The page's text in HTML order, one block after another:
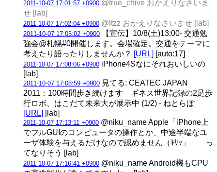
2011-10-07 17:01:57 +0900 @true_chive おかえりなさいま
せ [lab]
2011-10-07 17:02:04 +0900 @ltzz おかえりなさいませ [lab]
2011-10-07 17:05:02 +0900 【宣伝】10/8(土)13:00- 交通勉
強会@札幌#0開催します。会場確定。交通をテーマに
考えたり語ったりしませんか？ [URL] [auto:17]
2011-10-07 17:08:06 +0900 iPhone4Sなにそれおいしいの
[lab]
2011-10-07 17:08:59 +0900 見てる: CEATEC JAPAN
2011：100時間歩き続けます ギネス世界記録の2足歩
行ロボ、はこだて未来大が展示中 (1/2) - ねとらぼ
[URL] [lab]
2011-10-07 17:13:11 +0900 @niku_name Apple「iPhone上
でフルGUIのコンピュータの操作とか、中途半端なユ
ーザ体験を与えるだけなので認めません（ｷﾘｯ」 っ
てなりそう [lab]
2011-10-07 17:16:41 +0900 @niku_name Android機もCPU